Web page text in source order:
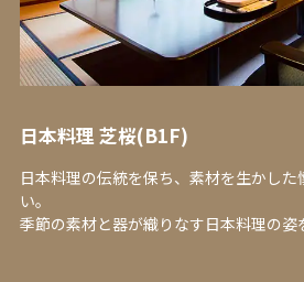
日本料理 芝桜(B1F)
日本料理の伝統を保ち、素材を生かし
い。
季節の素材と器が織りなす日本料理の姿